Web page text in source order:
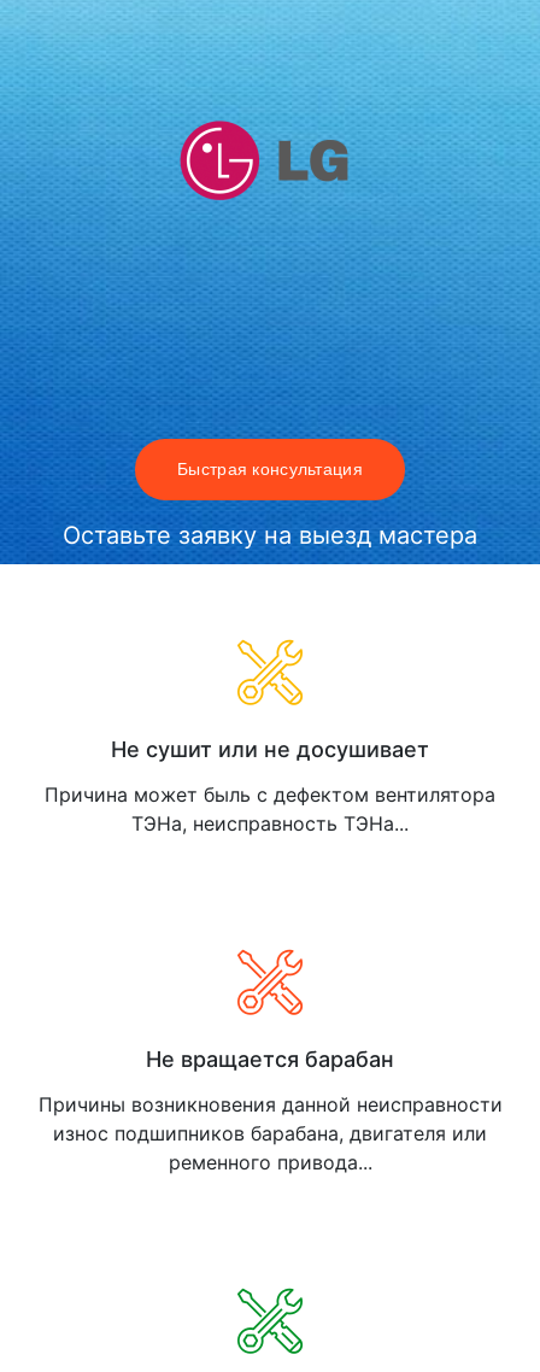
Быстрая консультация
Оставьте заявку на выезд мастера
Не сушит или не досушивает
Причина может быль c дефектом вентилятора
ТЭНа, неисправность ТЭНа...
Не вращается барабан
Причины возникновения данной неисправности
износ подшипников барабана, двигателя или
ременного привода...